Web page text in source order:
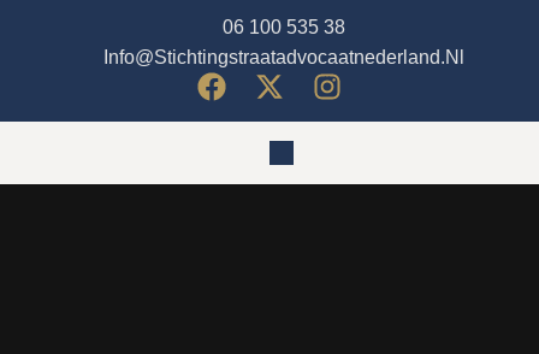
06 100 535 38
Info@stichtingstraatadvocaatnederland.nl